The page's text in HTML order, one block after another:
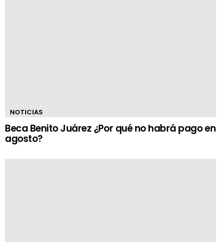
NOTICIAS
Beca Benito Juárez ¿Por qué no habrá pago en
agosto?